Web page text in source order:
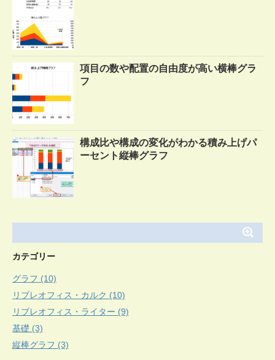
項目の数や配置の自由度が高い横棒グラ
フ
構成比や構成の変化がわかる積み上げパ
ーセント縦棒グラフ
カテゴリー
グラフ (10)
リブレオフィス・カルク (10)
リブレオフィス・ライター (9)
基礎 (3)
縦棒グラフ (3)